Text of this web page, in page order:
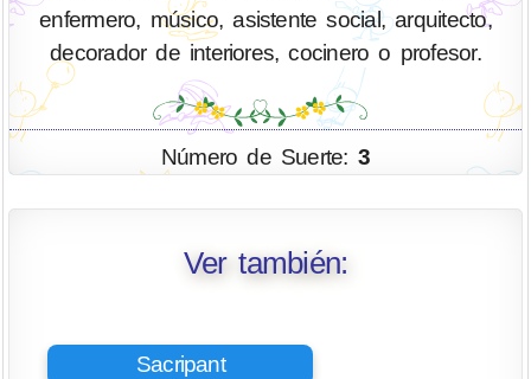
enfermero, músico, asistente social, arquitecto,
decorador de interiores, cocinero o profesor.
Número de Suerte: 3
Ver también:
Sacripant